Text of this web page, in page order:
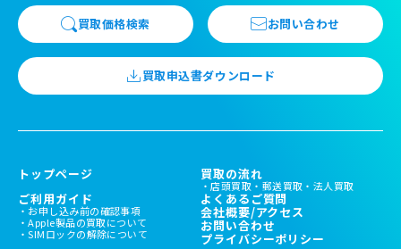
買取価格検索 お問い合わせ
買取申込書ダウンロード
トップページ 買取の流れ
店頭買取 郵送買取 法人買取
ご利用ガイド
お申し込み前の確認事項
Apple製品の買取について
SIMロックの解除について
よくあるご質問
会社概要/アクセス
お問い合わせ
プライバシーポリシー